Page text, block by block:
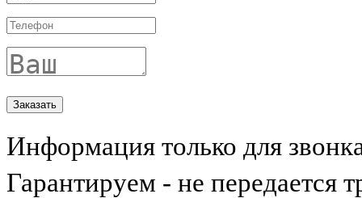
Информация только для
Гарантируем - не передается